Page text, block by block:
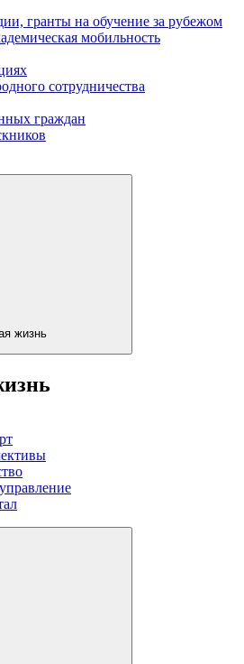
гранты на обучение за рубежом
мобильность
сотрудничества
граждан
жизнь